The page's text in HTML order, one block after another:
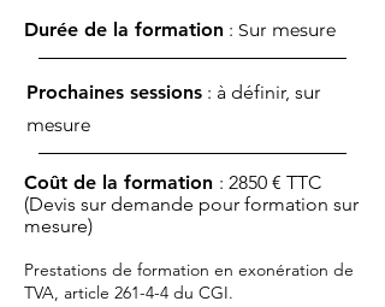
Durée de la formation : Sur mesure
Prochaines sessions : à définir, sur
mesure
Coût de la formation : 2850 € TTC
(Devis sur demande pour formation sur
mesure)
Prestations de formation en exonération de
TVA, article 261-4-4 du CGI.